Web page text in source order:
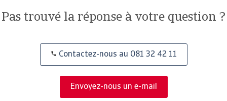
Pas trouvé la réponse à votre question ?
Contactez-nous au 081 32 42 11
Envoyez-nous un e-mail